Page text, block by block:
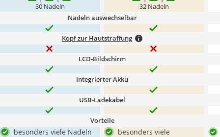
30 Nadeln 32 Nadeln
Nadeln auswechselbar
Kopf zur Hautstraffung
LCD-Bildschirm
Integrierter Akku
USB-Ladekabel
Vorteile
besonders viele Nadeln
besonders viele